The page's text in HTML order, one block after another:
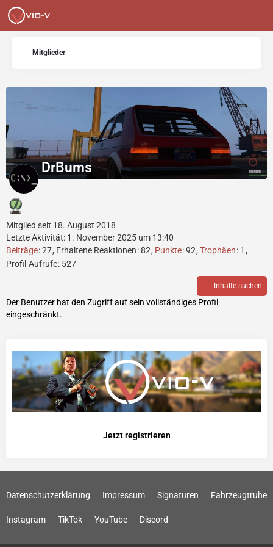
Mitglieder
DrBums
Mitglied seit 18. August 2018
Letzte Aktivität: 1. November 2025 um 13:40
Beiträge 27 Erhaltene Reaktionen 82 Punkte 92 Trophäen 1
Profil-Aufrufe 527
Inhalte suchen
Der Benutzer hat den Zugriff auf sein vollständiges Profil
eingeschränkt.
Jetzt registrieren
Datenschutzerklärung Impressum Signaturen Fahrzeugtruhe
Instagram TikTok YouTube Discord